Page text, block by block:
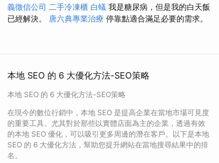
義徵信公司 二手冷凍櫃 白蟻 我是糖尿病，但是我的白天飯
已經解決。 唐六典專業治療 停靠點適合滿足必要的需求。
本地 SEO 的 6 大優化方法-SEO策略
本地 SEO 的 6 大優化方法-SEO策略
在現今的數位行銷中，本地 SEO 是提高企業在當地市場可見度
的重要工具。尤其對於那些以實體店面為主的企業，透過有效
的本地 SEO 優化，可以吸引更多周邊的潛在客戶。以下是本地
SEO 的 6 大優化方法，幫助您提升網站在當地搜尋結果中的排
名。